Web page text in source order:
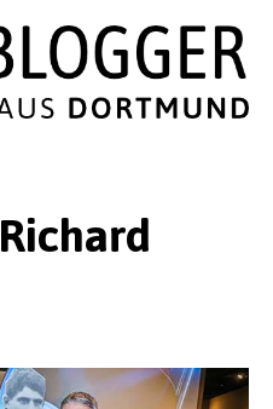
Richard